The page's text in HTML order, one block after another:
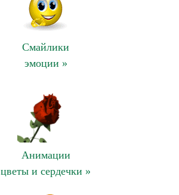
Смайлики
эмоции »
Анимации
цветы и сердечки »